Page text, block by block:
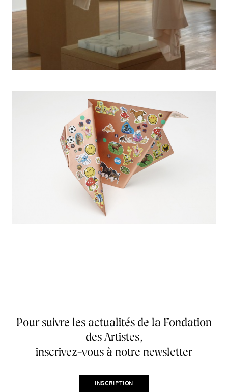
Pour suivre les actualités de la Fondation
des Artistes,
inscrivez-vous à notre newsletter
INSCRIPTION